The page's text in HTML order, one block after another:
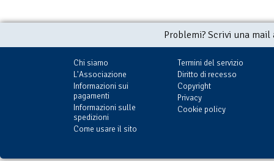
Problemi? Scrivi una
Chi siamo
L'Associazione
Informazioni sui
pagamenti
Informazioni sulle
spedizioni
Come usare il sito
Termini del servizio
Diritto di recesso
Copyright
Privacy
Cookie policy